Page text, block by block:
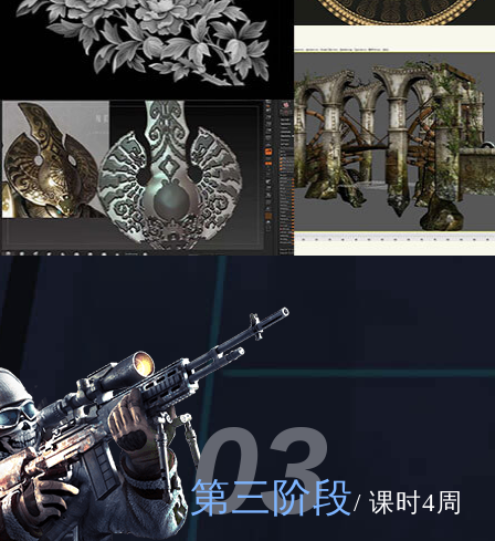
03
第三阶段/ 课时4周